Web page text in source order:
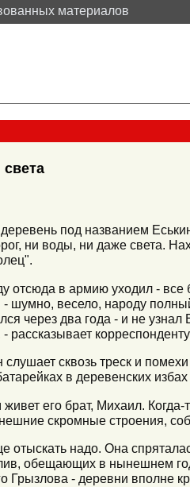
материалов
под названием
ни воды, ни даже света.
отсюда в армию уходил -
шумно, весело, народу
через два года - и не
- рассказывает
сквозь треск и
в деревенских
его брат, Михаил. Когда-
скромные строения,
отыскать надо. Она
обещающих в нынешнем
Грызлова - деревни вполне